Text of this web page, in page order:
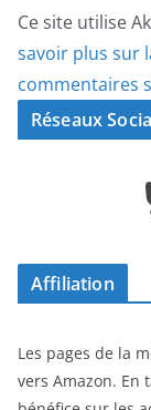
Ce site utilise
savoir plus sur
commentaires
Réseaux
Affiliation
Les pages de la
vers Amazon. En